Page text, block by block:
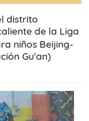
distrito
de la Liga
niños Beijing-
Gu'an)